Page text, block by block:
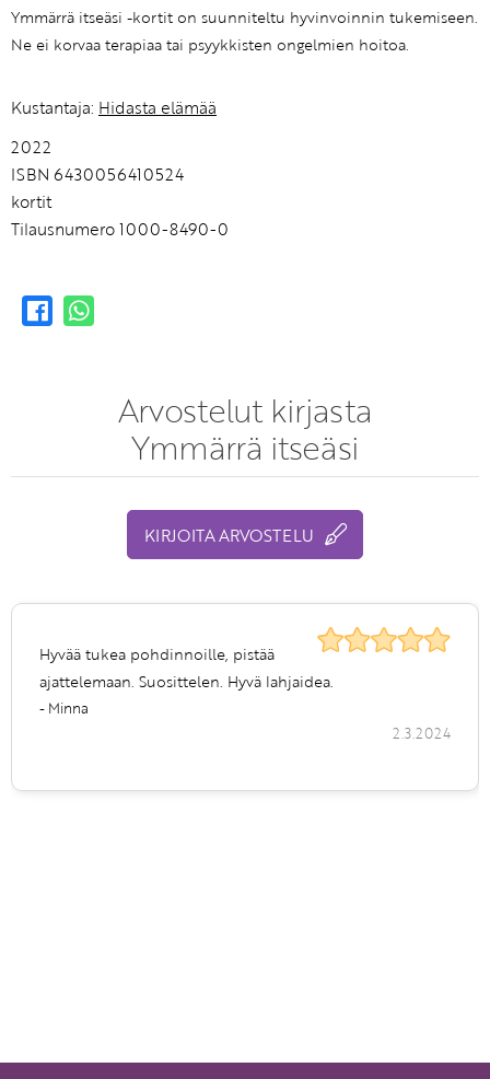
Ymmärrä itseäsi -kortit on suunniteltu hyvinvoinnin tukemiseen.
Ne ei korvaa terapiaa tai psyykkisten ongelmien hoitoa.
Kustantaja: Hidasta elämää
2022
ISBN 6430056410524
kortit
Tilausnumero 1000-8490-0
Arvostelut kirjasta
Ymmärrä itseäsi
KIRJOITA ARVOSTELU
Hyvää tukea pohdinnoille, pistää
ajattelemaan. Suosittelen. Hyvä lahjaidea.
- Minna
2.3.2024